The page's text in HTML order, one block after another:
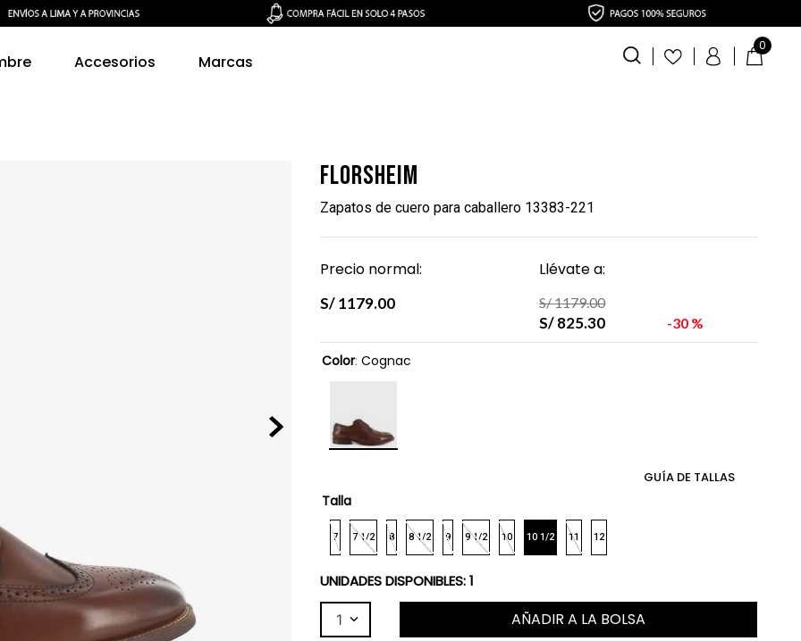
Accesorios Marcas
0
Florsheim
Zapatos de cuero para caballero 13383-221
Precio normal:
S/ 1179.00
Llévate a:
S/1179.00
S/825.30 30 %
Color: Cognac
Talla
7 7 1/2 8 8 1/2 9 9 1/2 10 10 1/2 11 12
GUÍA DE TALLAS
UNIDADES DISPONIBLES:1
1 AÑADIR A LA BOLSA